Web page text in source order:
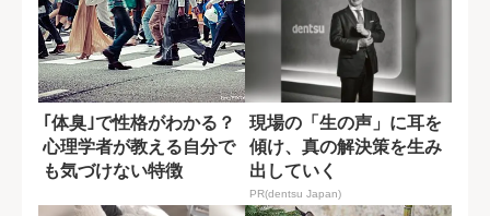
｢体臭｣で性格がわかる？
心理学者が教える自分で
も気づけない特徴
現場の「生の声」に耳を
傾け、真の解決策を生み
出していく
PR(dentsu Japan)